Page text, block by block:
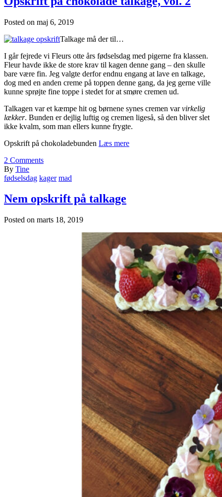
Posted on maj 6, 2019
Talkage må der til…
I går fejrede vi Fleurs otte års fødselsdag med pigerne fra klassen.
Fleur havde ikke de store krav til kagen denne gang – den skulle
bare være fin. Jeg valgte derfor endnu engang at lave en talkage,
dog med en anden creme på toppen denne gang, da jeg gerne ville
kunne sprøjte fine toppe i stedet for at smøre cremen ud.
Talkagen var et kæmpe hit og børnene synes cremen varvirkelig
lækker. Bunden er dejlig luftig og cremen ligeså, så den bliver slet
ikke kvalm, som man ellers kunne frygte.
Opskrift på chokoladebunden Læs mere
2 Comments
By Tine
fødselsdag kager mad
Nem opskrift på talkage
Posted on marts 18, 2019